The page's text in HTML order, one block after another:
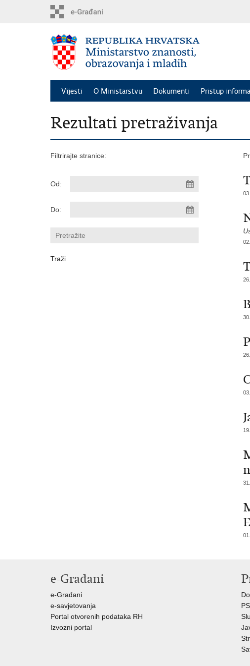
Vijesti O Ministarstvu Dokumenti Pristup
Rezultati pretraživanja
Filtrirajte stranice:
Od:
Do:
e-Građani
e-Građani
e-savjetovanja
Portal otvorenih podataka RH
Izvozni portal